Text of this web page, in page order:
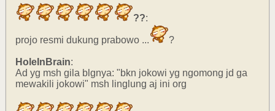
??:
projo resmi dukung prabowo ... ?
HoleInBrain:
Ad yg msh gila blgnya: "bkn jokowi yg ngomong jd ga
mewakili jokowi" msh linglung aj ini org